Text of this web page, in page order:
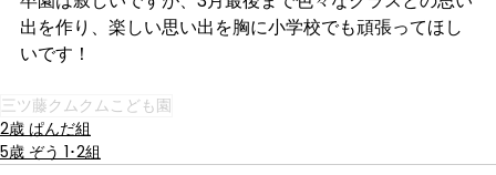
出を作り、楽しい思い出を胸に小学校でも頑張ってほし
いです！
三ツ藤クムクムこども園
2歳 ぱんだ組
5歳 ぞう 1･2組